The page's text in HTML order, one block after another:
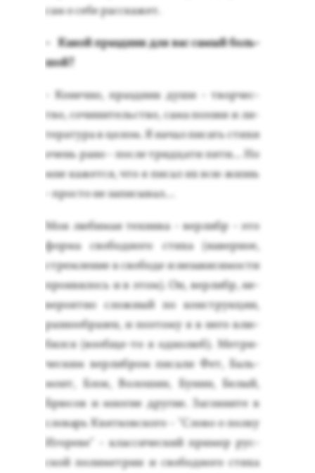
сам о се­бе рас­ска­жет.
- Ка­кой праз­дник для вас са­мый боль­
шой?
- Ко­неч­но, праз­дник ду­ши - твор­чес­
тво, со­чини­тель­ство, са­ма по­эзия и ли­
тера­тура в це­лом. Я на­чал пи­сать сти­хи
очень ра­но - пос­ле трид­ца­ти пя­ти... Но
мне ка­жет­ся, что я пи­сал их всю жизнь
- прос­то не за­писы­вал…
Моя лю­бимая тех­ни­ка - вер­либр - это
фор­ма сво­бод­но­го сти­ха (на­вер­ное,
стрем­ле­ние к сво­боде и не­зави­симос­ти
про­яви­лось и в этом). Он, вер­либр, не­
веро­ят­но слож­ный по конс­трук­ции,
раз­но­об­ра­зен, и по­это­му я в не­го влю­
бил­ся (во­об­ще-то я од­но­люб). Мет­ри­
чес­ким вер­либром пи­сали Фет, Баль­
монт, Блок, Во­лошин, Бу­нин, Бе­лый,
Брю­сов и мно­гие дру­гие. Заг­ля­ните в
сло­варь Квят­ков­ско­го - "Сло­во о пол­ку
Иго­реве" - клас­си­чес­кий при­мер рус­
ской по­лимет­рии и сво­бод­но­го сти­ха